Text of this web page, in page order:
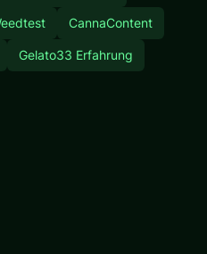
CannaContent
Gelato33 Erfahrung